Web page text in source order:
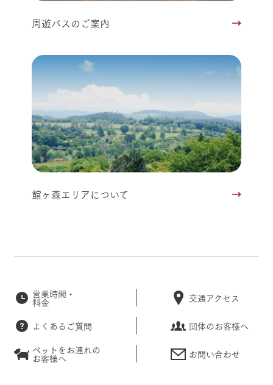
周遊バスのご案内
館ヶ森エリアについて
営業時間・
料金 交通アクセス
よくあるご質問
団体のお客様へ
ペットをお連れの
お客様へ お問い合わせ